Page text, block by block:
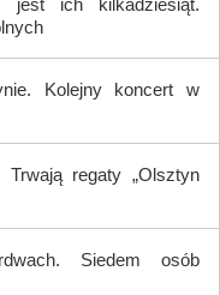
jest ich kilkadziesiąt.
Kolejny koncert w
regaty „Olsztyn
Siedem osób